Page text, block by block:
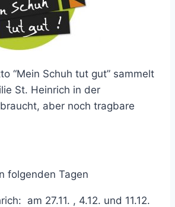
“Mein Schuh tut gut” sammelt
St. Heinrich in der
aber noch tragbare
folgenden Tagen
am 27.11. , 4.12. und 11.12.